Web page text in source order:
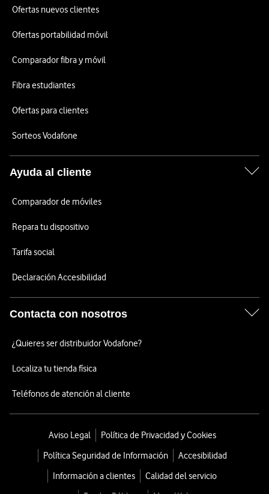
Ofertas nuevos clientes
Ofertas portabilidad móvil
Comparador fibra y móvil
Fibra estudiantes
Ofertas para clientes
Sorteos Vodafone
Ayuda al cliente
Comparador de móviles
Repara tu dispositivo
Tarifa social
Declaración Accesibilidad
Contacta con nosotros
¿Quieres ser distribuidor Vodafone?
Localiza tu tienda física
Teléfonos de atención al cliente
Aviso Legal
Política de Privacidad y Cookies
Política Seguridad de Información
Accesibilidad
Información a clientes
Calidad del servicio